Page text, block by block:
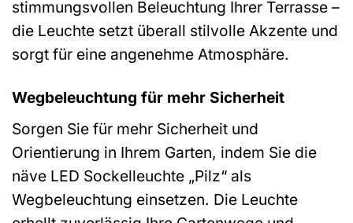
stimmungsvollen Beleuchtung Ihrer Terrasse –
die Leuchte setzt überall stilvolle Akzente und
sorgt für eine angenehme Atmosphäre.
Wegbeleuchtung für mehr Sicherheit
Sorgen Sie für mehr Sicherheit und
Orientierung in Ihrem Garten, indem Sie die
näve LED Sockelleuchte „Pilz“ als
Wegbeleuchtung einsetzen. Die Leuchte